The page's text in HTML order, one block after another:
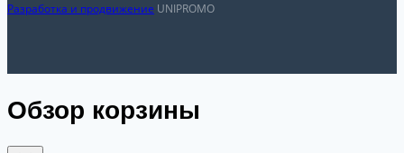
Разработка и продвижение UNIPROMO
Обзор корзины